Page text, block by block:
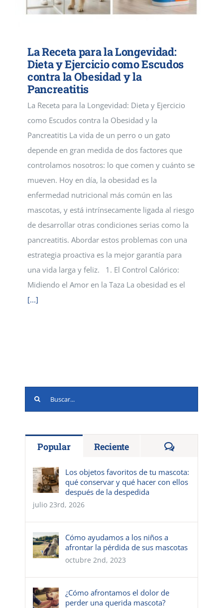
La Receta para la Longevidad:
Dieta y Ejercicio como Escudos
contra la Obesidad y la
Pancreatitis
La Receta para la Longevidad: Dieta y Ejercicio
como Escudos contra la Obesidad y la
Pancreatitis La vida de un perro o un gato
depende en gran medida de dos factores que
controlamos nosotros: lo que comen y cuánto se
mueven. Hoy en día, la obesidad es la
enfermedad nutricional más común en las
mascotas, y está intrínsecamente ligada al riesgo
de desarrollar otras condiciones serias como la
pancreatitis. Abordar estos problemas con una
estrategia proactiva es la mejor garantía para
una vida larga y feliz. 1. El Control Calórico:
Midiendo el Amor en la Taza La obesidad es el
[...]
Buscar:
Popular Reciente
Los objetos favoritos de tu mascota:
qué conservar y qué hacer con ellos
después de la despedida
julio 23rd, 2026
Cómo ayudamos a los niños a
afrontar la pérdida de sus mascotas
octubre 2nd, 2023
¿Cómo afrontamos el dolor de
perder una querida mascota?